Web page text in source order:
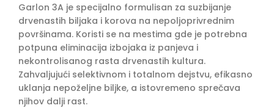
Garlon 3A je specijalno formulisan za suzbijanje
drvenastih biljaka i korova na nepoljoprivrednim
površinama. Koristi se na mestima gde je potrebna
potpuna eliminacija izbojaka iz panjeva i
nekontrolisanog rasta drvenastih kultura.
Zahvaljujući selektivnom i totalnom dejstvu, efikasno
uklanja nepoželjne biljke, a istovremeno sprečava
njihov dalji rast.